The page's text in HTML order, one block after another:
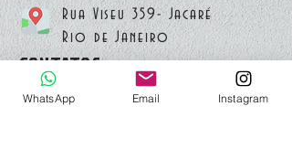
Rua Viseu 359- Jacaré
Rio de Janeiro
CONTATOS:
(21)96467-8494
WhatsApp Email Instagram